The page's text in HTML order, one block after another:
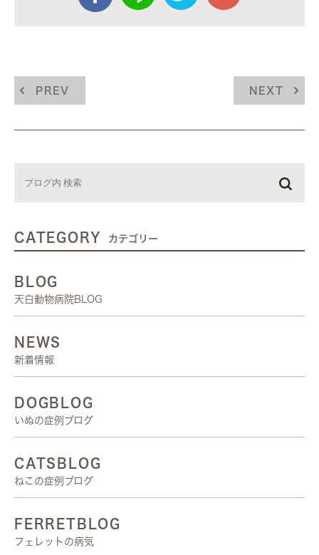
PREV NEXT
CATEGORY カテゴリー
BLOG
天白動物病院BLOG
NEWS
新着情報
DOGBLOG
いぬの症例ブログ
CATSBLOG
ねこの症例ブログ
FERRETBLOG
フェレットの病気